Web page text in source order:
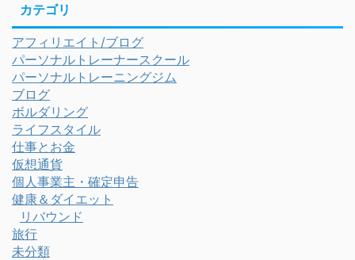
カテゴリ
アフィリエイト/ブログ
パーソナルトレーナースクール
パーソナルトレーニングジム
ブログ
ボルダリング
ライフスタイル
仕事とお金
仮想通貨
個人事業主・確定申告
健康＆ダイエット
リバウンド
旅行
未分類